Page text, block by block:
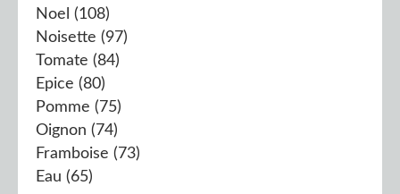
Noel (108)
Noisette (97)
Tomate (84)
Epice (80)
Pomme (75)
Oignon (74)
Framboise (73)
Eau (65)